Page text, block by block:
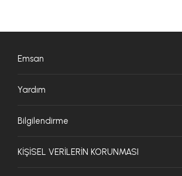
Emsan
Yardım
Bilgilendirme
KİŞİSEL VERİLERİN KORUNMASI